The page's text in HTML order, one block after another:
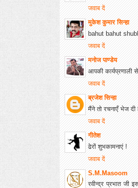
जवाब दें
मुकेश कुमार सिन्हा
bahut bahut
जवाब दें
मनोज पाण्डेय
आपकी
जवाब दें
ब्रजेश सिन्हा
मैंने तो रचनाएँ भेज
जवाब दें
गीतेश
ढेरों शुभकामनाएं !
जवाब दें
S.M.Masoom
रवीन्द्र प्रभात जी